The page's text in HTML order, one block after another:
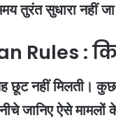
तुरंत सुधारा नहीं
Rules :
छूट नहीं मिलती।
जानिए ऐसे मामलों